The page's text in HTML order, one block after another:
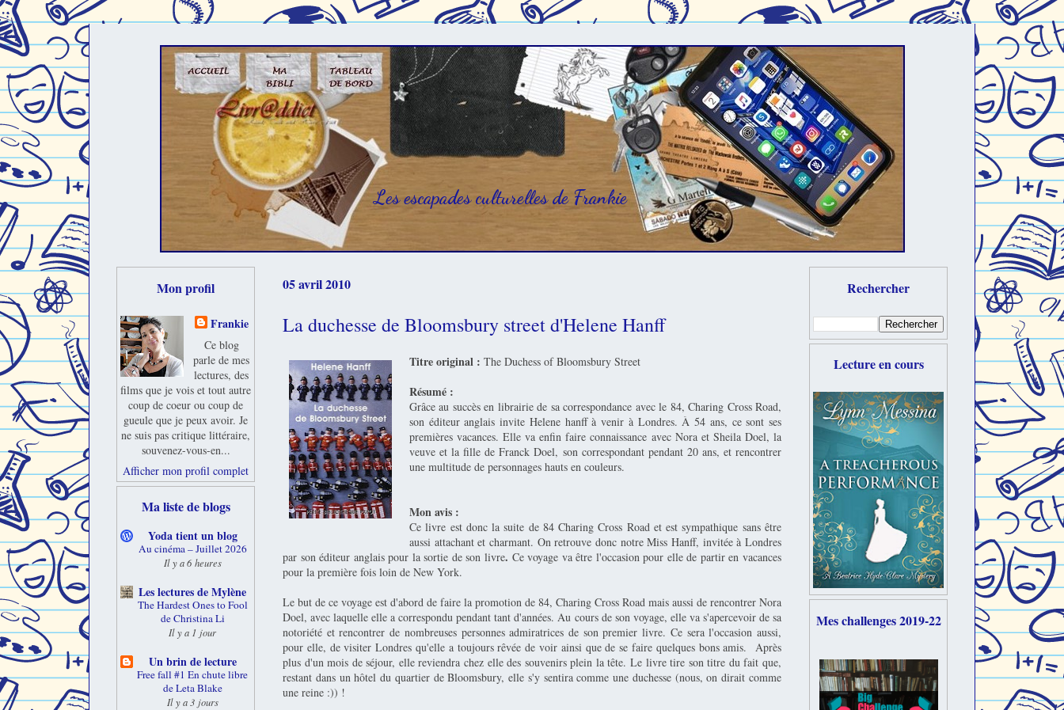
Les escapades culturelles de Frankie
05 avril 2010
La duchesse de Bloomsbury street d'Helene Hanff
Titre original : The Duchess of Bloomsbury Street
Résumé :
Grâce au succès en librairie de sa correspondance avec le 84, Charing Cross Road,
son éditeur anglais invite Helene hanff à venir à Londres. À 54 ans, ce sont ses
premières vacances. Elle va enfin faire connaissance avec Nora et Sheila Doel, la
veuve et la fille de Franck Doel, son correspondant pendant 20 ans, et rencontrer
une multitude de personnages hauts en couleurs.
Mon avis :
Ce livre est donc la suite de 84 Charing Cross Road et est sympathique sans être
aussi attachant et charmant. On retrouve donc notre Miss Hanff, invitée à Londres
par son éditeur anglais pour la sortie de son livre. Ce voyage va être l'occasion pour elle de partir en vacances
pour la première fois loin de New York.
Le but de ce voyage est d'abord de faire la promotion de 84, Charing Cross Road mais aussi de rencontrer Nora
Doel, avec laquelle elle a correspondu pendant tant d'années. Au cours de son voyage, elle va s'apercevoir de sa
notoriété et rencontrer de nombreuses personnes admiratrices de son premier livre. Ce sera l'occasion aussi,
pour elle, de visiter Londres qu'elle a toujours rêvée de voir ainsi que de se faire quelques bons amis. Après
plus d'un mois de séjour, elle reviendra chez elle des souvenirs plein la tête. Le livre tire son titre du fait que,
restant dans un hôtel du quartier de Bloomsbury, elle s'y sentira comme une duchesse (nous, on dirait comme
une reine :)) !
Mon profil
Frankie
Ce blog
parle de mes
lectures, des
films que je vois et tout autre
coup de coeur ou coup de
gueule que je peux avoir. Je
ne suis pas critique littéraire,
souvenez-vous-en...
Afficher mon profil complet
Ma liste de blogs
Yoda tient un blog
Au cinéma – Juillet 2026
Il y a 6 heures
Les lectures de Mylène
The Hardest Ones to Fool
de Christina Li
Il y a 1 jour
Un brin de lecture
Free fall #1 En chute libre
de Leta Blake
Il y a 3 jours
Rechercher
Lecture en cours
Mes challenges 2019-22